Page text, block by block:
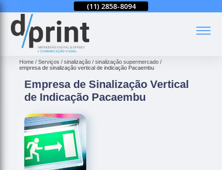
(11) 2858-8094 (11)
Home Serviços sinalização
sinalização supermercado
empresa de sinalização vertical de indicação Pacaembu
Empresa de Sinalização Vertical
de Indicação Pacaembu